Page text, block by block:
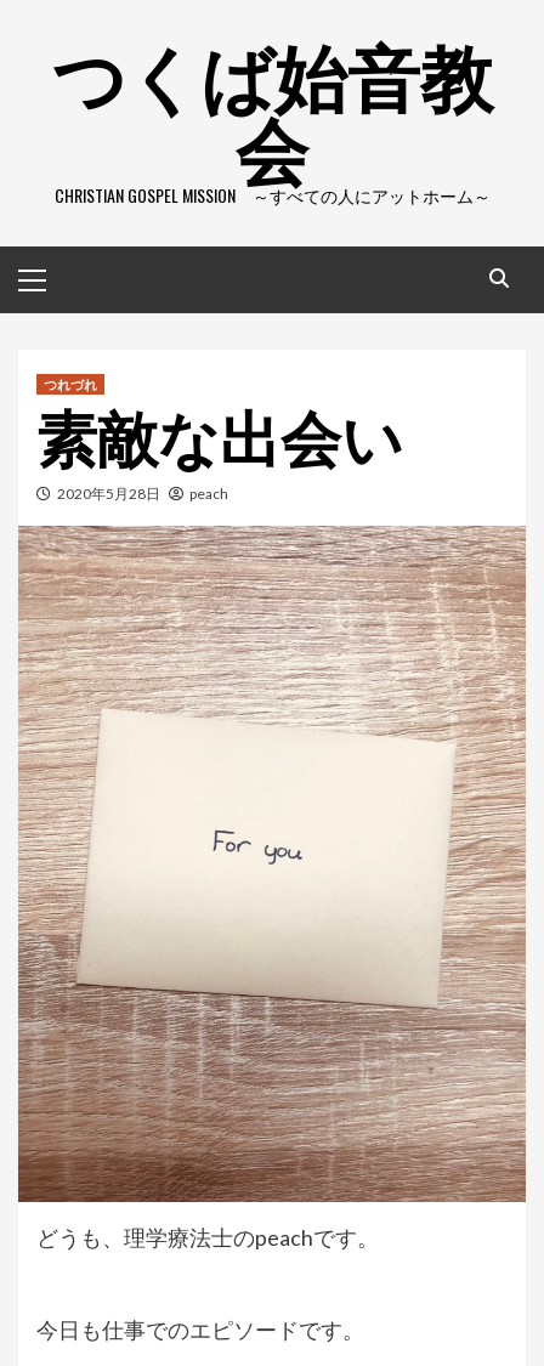
つくば始音教
会
CHRISTIAN GOSPEL MISSION ～すべての人にアットホーム～
イ
ン
つれづれ
素敵な出会い
2020年5月28日 peach
どうも、理学療法士のpeachです。
今日も仕事でのエピソードです。